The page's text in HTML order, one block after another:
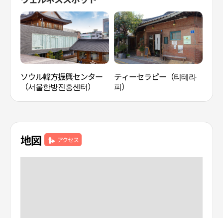
ソウル韓方振興センター
（서울한방진흥센터）
ティーセラピー（티테라
피）
울)
地図 アクセス